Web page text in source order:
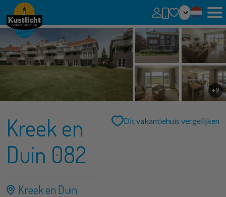
Geen favorieten
U kunt zoekopdrachten, parken en huizen toevoegen aan uw favorieten door op het
te klikken.
Favoriete huizen kunt u vergelijken.
+9
Dit vakantiehuis vergelijken
Kreek en
Duin 082
Kreek en Duin